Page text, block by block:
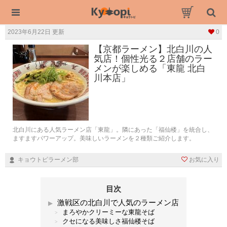
2023年6月22日 更新 0
【京都ラーメン】北白川の人
気店！個性光る２店舗のラー
メンが楽しめる「東龍 北白
川本店」
北白川にある人気ラーメン店「東龍」。隣にあった「福仙楼」を統合し、
ますますパワーアップ。美味しいラーメンを２種類ご紹介します。
キョウトピラーメン部 お気に入り
目次
激戦区の北白川で人気のラーメン店
まろやかクリーミーな東龍そば
クセになる美味しさ福仙楼そば